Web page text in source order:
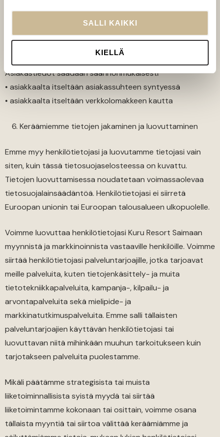
SALLI KAIKKI
KIELLÄ
www.tietosuoja.fi/fi/index/yhteystiedot.html
Säännönmukaiset tietolähteet
Asiakastiedot saadaan säännönmukaisesti
• asiakkaalta itseltään asiakassuhteen syntyessä
• asiakkaalta itseltään verkkolomakkeen kautta
Keräämiemme tietojen jakaminen ja luovuttaminen
Emme myy henkilötietojasi ja luovutamme tietojasi vain
siten, kuin tässä tietosuojaselosteessa on kuvattu.
Tietojen luovuttamisessa noudatetaan voimassaolevaa
tietosuojalainsäädäntöä. Henkilötietojasi ei siirretä
Euroopan unionin tai Euroopan talousalueen ulkopuolelle.
Voimme luovuttaa henkilötietojasi Kuru Resort Saimaan
myynnistä ja markkinoinnista vastaaville henkilöille. Voimme
siirtää henkilötietojasi palveluntarjoajille, jotka tarjoavat
meille palveluita, kuten tietojenkäsittely- ja muita
tietotekniikkapalveluita, kampanja-, kilpailu- ja
arvontapalveluita sekä mielipide- ja
markkinatutkimuspalveluita. Emme salli tällaisten
palveluntarjoajien käyttävän henkilötietojasi tai
luovuttavan niitä mihinkään muuhun tarkoitukseen kuin
tarjotakseen palveluita puolestamme.
Mikäli päätämme strategisista tai muista
liiketoiminnallisista syistä myydä tai siirtää
liiketoimintamme kokonaan tai osittain, voimme osana
tällaista myyntiä tai siirtoa välittää keräämiämme ja